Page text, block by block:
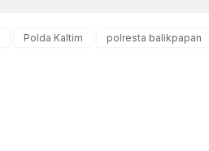
Polda Kaltim polresta balikpapan